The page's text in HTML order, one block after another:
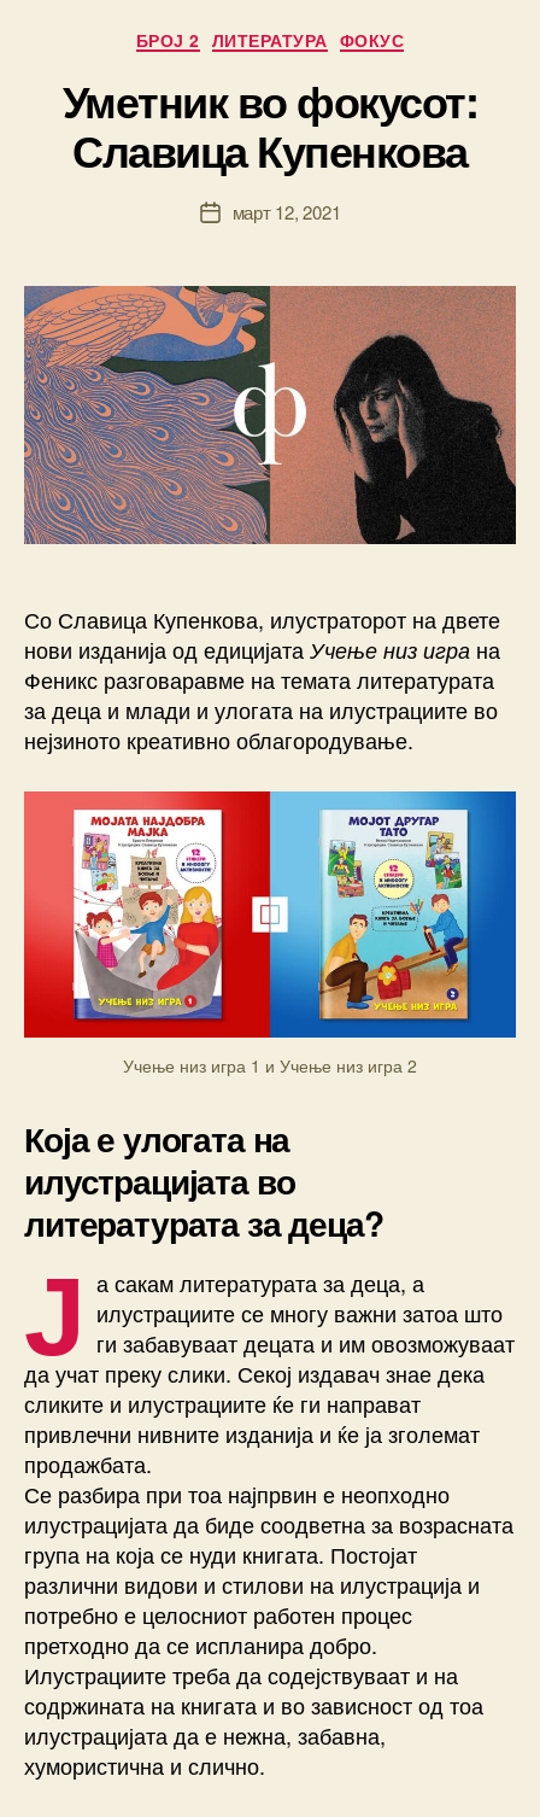
Categories
БРОЈ 2 ЛИТЕРАТУРА ФОКУС
Уметник во фокусот:
Славица Купенкова
Post
author
B
y
ic
k
Postмарт 12, 2021
Со Славица Купенкова, илустраторот на двете
нови изданија од едицијата Учење низ игра на
Феникс разговаравме на темата литературата
за деца и млади и улогата на илустрациите во
нејзиното креативно облагородување.
Учење низ игра 1 и Учење низ игра 2
Која е улогата на
илустрацијата во
литературата за деца?
Ј а сакам литературата за деца, а
илустрациите се многу важни затоа што
ги забавуваат децата и им овозможуваат
да учат преку слики. Секој издавач знае дека
сликите и илустрациите ќе ги направат
привлечни нивните изданија и ќе ја зголемат
продажбата.
Се разбира при тоа најпрвин е неопходно
илустрацијата да биде соодветна за возрасната
група на која се нуди книгата. Постојат
различни видови и стилови на илустрација и
потребно е целосниот работен процес
претходно да се испланира добро.
Илустрациите треба да содејствуваат и на
содржината на книгата и во зависност од тоа
илустрацијата да е нежна, забавна,
хумористична и слично.